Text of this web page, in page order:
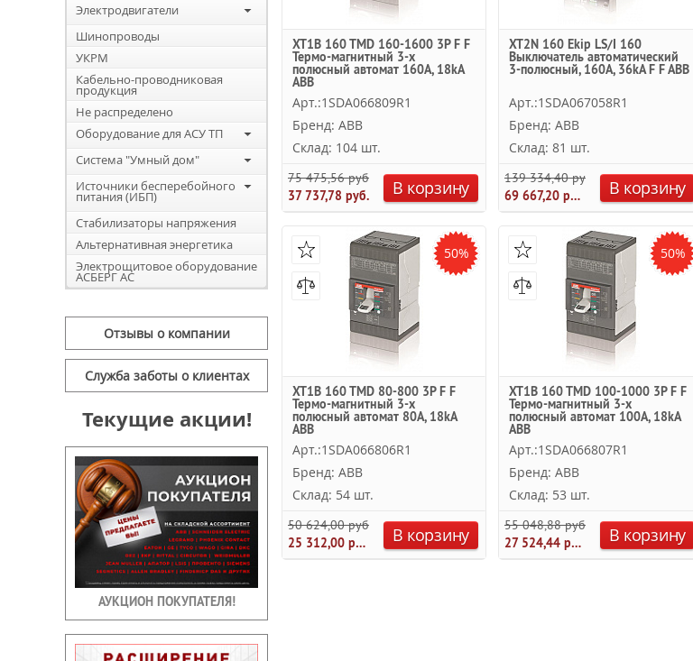
Электродвигатели
Шинопроводы
УКРМ
Кабельно-проводниковая
продукция
Не распределено
Оборудование для АСУ ТП
Система "Умный дом"
Источники бесперебойного
питания (ИБП)
Стабилизаторы напряжения
Альтернативная энергетика
Электрощитовое оборудование
АСБЕРГ АС
Отзывы о компании
Служба заботы о клиентах
Текущие акции!
АУКЦИОН ПОКУПАТЕЛЯ!
XT1B 160 TMD 160-1600 3P F F
Термо-магнитный 3-х
полюсный автомат 160А, 18kA
ABB
Арт.:1SDA066809R1
Бренд: ABB
Склад: 104 шт.
75 475,56 руб.
37 737,78 руб.
В корзину
XT2N 160 Ekip LS/I 160
Выключатель автоматический
3-полюсный, 160А, 36kA F F ABB
Арт.:1SDA067058R1
Бренд: ABB
Склад: 81 шт.
139 334,40 руб.
69 667,20 руб.
В корзину
50%
XT1B 160 TMD 80-800 3P F F
Термо-магнитный 3-х
полюсный автомат 80А, 18kA
ABB
Арт.:1SDA066806R1
Бренд: ABB
Склад: 54 шт.
50 624,00 руб.
25 312,00 руб.
В корзину
50%
XT1B 160 TMD 100-1000 3P F F
Термо-магнитный 3-х
полюсный автомат 100А, 18kA
ABB
Арт.:1SDA066807R1
Бренд: ABB
Склад: 53 шт.
55 048,88 руб.
27 524,44 руб.
В корзину